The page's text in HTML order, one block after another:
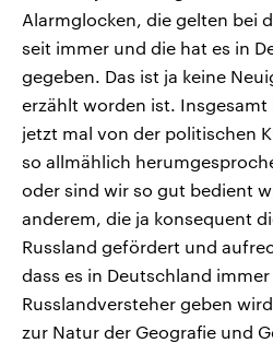
Alarmglocken, die gelten bei
seit immer und die hat es in
gegeben. Das ist ja keine
erzählt worden ist.
jetzt mal von der politischen
so allmählich
oder sind wir so gut bedient
anderem, die ja konsequent
Russland gefördert und
dass es in Deutschland
Russlandversteher geben
zur Natur der Geografie und